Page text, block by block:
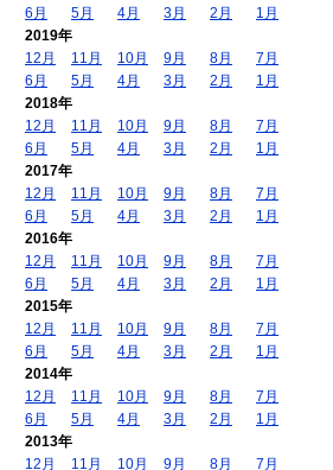
6月
5月 4月 3月 2月
1月
2019年
12月
11月 10月 9月 8月
7月
6月
5月 4月 3月 2月
1月
2018年
12月
11月 10月 9月 8月
7月
6月
5月 4月 3月 2月
1月
2017年
12月
11月 10月 9月 8月
7月
6月
5月 4月 3月 2月
1月
2016年
12月
11月 10月 9月 8月
7月
6月
5月 4月 3月 2月
1月
2015年
12月
11月 10月 9月 8月
7月
6月
5月 4月 3月 2月
1月
2014年
12月
11月 10月 9月 8月
7月
6月
5月 4月 3月 2月
1月
2013年
12月
11月 10月 9月 8月 7月